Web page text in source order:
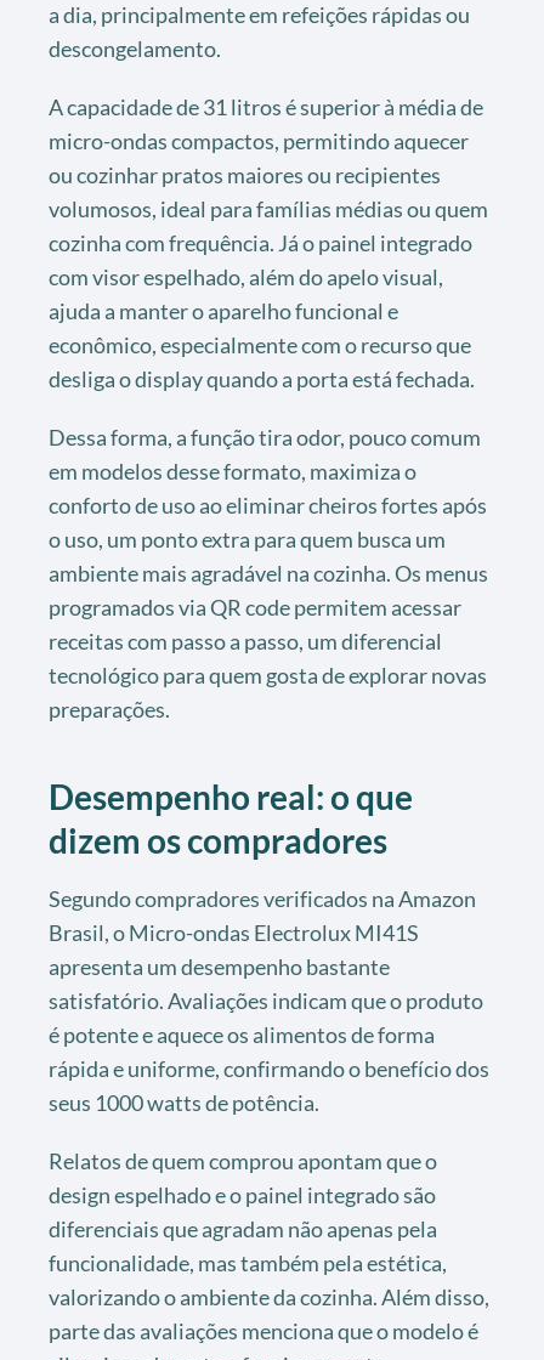
a dia, principalmente em refeições rápidas ou
descongelamento.
A capacidade de 31 litros é superior à média de
micro-ondas compactos, permitindo aquecer
ou cozinhar pratos maiores ou recipientes
volumosos, ideal para famílias médias ou quem
cozinha com frequência. Já o painel integrado
com visor espelhado, além do apelo visual,
ajuda a manter o aparelho funcional e
econômico, especialmente com o recurso que
desliga o display quando a porta está fechada.
Dessa forma, a função tira odor, pouco comum
em modelos desse formato, maximiza o
conforto de uso ao eliminar cheiros fortes após
o uso, um ponto extra para quem busca um
ambiente mais agradável na cozinha. Os menus
programados via QR code permitem acessar
receitas com passo a passo, um diferencial
tecnológico para quem gosta de explorar novas
preparações.
Desempenho real: o que
dizem os compradores
Segundo compradores verificados na Amazon
Brasil, o Micro-ondas Electrolux MI41S
apresenta um desempenho bastante
satisfatório. Avaliações indicam que o produto
é potente e aquece os alimentos de forma
rápida e uniforme, confirmando o benefício dos
seus 1000 watts de potência.
Relatos de quem comprou apontam que o
design espelhado e o painel integrado são
diferenciais que agradam não apenas pela
funcionalidade, mas também pela estética,
valorizando o ambiente da cozinha. Além disso,
parte das avaliações menciona que o modelo é